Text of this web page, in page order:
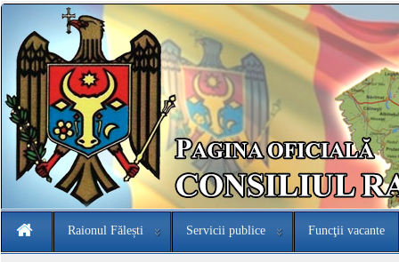
Raionul Fălești Servicii publice Funcţii vacante